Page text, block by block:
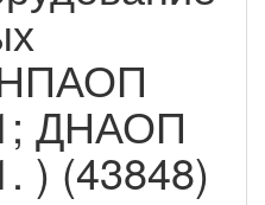
ДНАОП
) (43848)